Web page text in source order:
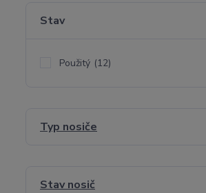
Stav
Použitý (12)
Typ nosiče
Stav nosič